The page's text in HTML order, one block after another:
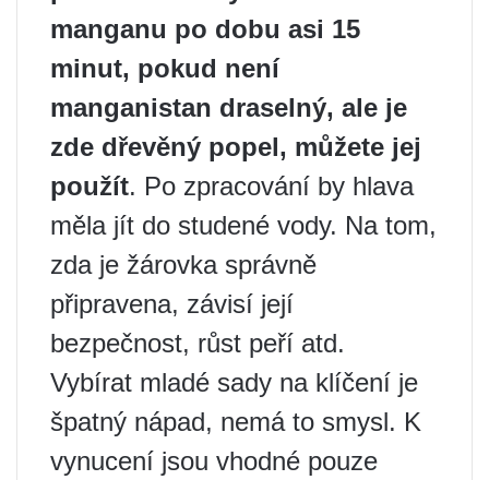
manganu po dobu asi 15
minut, pokud není
manganistan draselný, ale je
zde dřevěný popel, můžete jej
použít. Po zpracování by hlava
měla jít do studené vody. Na tom,
zda je žárovka správně
připravena, závisí její
bezpečnost, růst peří atd.
Vybírat mladé sady na klíčení je
špatný nápad, nemá to smysl. K
vynucení jsou vhodné pouze